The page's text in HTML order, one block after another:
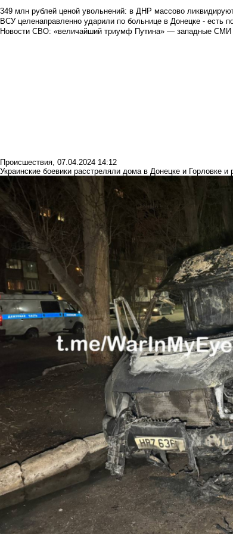
349 млн рублей ценой увольнений: в ДНР массово
ВСУ целенаправленно ударили по больнице в Донецке - есть
Новости СВО: «величайший триумф Путина» — западные СМИ
Происшествия 07.04.2024 14:12
Украинские боевики расстреляли дома в Донецке и Горловке